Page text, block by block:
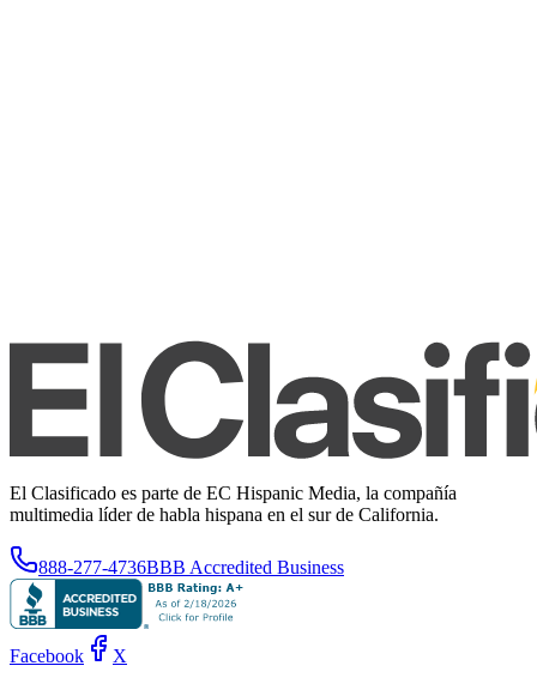
El Clasificado es parte de EC Hispanic Media, la compañía
multimedia líder de habla hispana en el sur de California.
888-277-4736BBB Accredited Business
Facebook X